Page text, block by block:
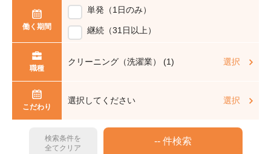
働く期間
単発（1日のみ）
継続（31日以上）
職種
クリーニング（洗濯業） (1) 選択
こだわり
選択してください 選択
検索条件を
全てクリア